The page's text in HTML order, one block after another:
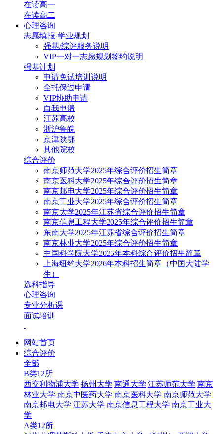
在读高一
在读高二
心理咨询
志愿填报·学业规划
强基/综评服务说明
VIP一对一志愿规划签约说明
强基计划
申请免试培训说明
全托保过申请
VIP协助申请
自我申请
江苏高校
浙沪鲁皖
京津陕鄂
其他院校
综合评价
南京师范大学2025年综合评价招生简章
南京医科大学2025年综合评价招生简章
南京邮电大学2025年综合评价招生简章
南京工业大学2025年综合评价招生简章
南京大学2025年江苏省综合评价招生简章
南京信息工程大学2025年综合评价招生简章
东南大学2025年江苏省综合评价招生简章
南京林业大学2025年综合评价招生简章
中国科学院大学2025年本科综合评价招生简章
上海纽约大学2026年本科招生简章（中国大陆学
生）
选科指导
心理咨询
专业分析课
面试培训
网站首页
综合评价
全部
B类12所
西交利物浦大学 扬州大学 南通大学 江苏师范大学 南京
林业大学 南京中医药大学 南京医科大学 南京师范大学
南京邮电大学 江苏大学 南京信息工程大学 南京工业大
学
A类12所